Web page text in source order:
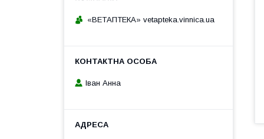
«ВЕТАПТЕКА» vetapteka.vinnica.ua
Іван Анна